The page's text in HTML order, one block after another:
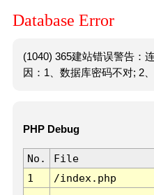
Database Error
(1040) 365建站错误警告：
因：1、数据库密码不对; 2
PHP Debug
No. File
1
/index.php